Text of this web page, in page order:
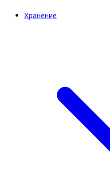
Хранение